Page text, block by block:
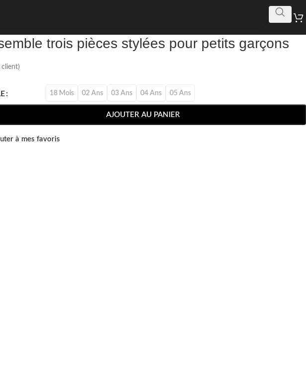
trois pièces stylées pour petits garçons
client)
18 Mois 02 Ans 03 Ans 04 Ans 05 Ans
AJOUTER AU PANIER
à mes favoris